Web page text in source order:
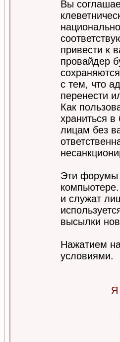
Вы
привести к
провайдер
с тем, что
перенести
Как
храниться
лицам без
Эти форумы
и служат
высылки
Нажатием
условиями.
Я